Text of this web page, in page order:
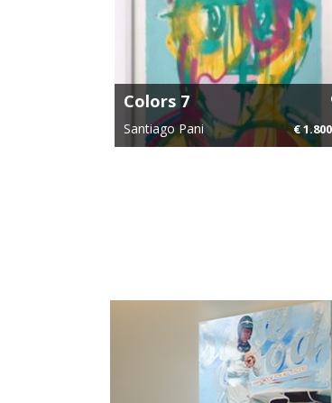
predetermined chaos,
flux.
Santiago’s work is an invitation
remember, and construct
within the contours of our
Colors 7
Santiago Pani €